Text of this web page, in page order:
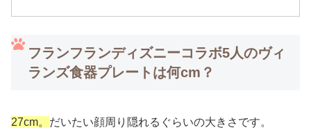
フランフランディズニーコラボ5人のヴィ
ランズ食器プレートは何cm？
27cm。 だいたい顔周り隠れるぐらいの大きさです。